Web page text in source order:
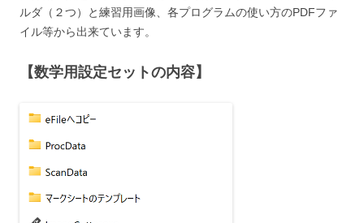
ルダ（２つ）と練習用画像、各プログラムの使い方のPDFファ
イル等から出来ています。
【数学用設定セットの内容】